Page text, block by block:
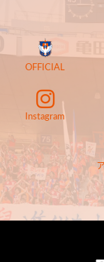
OFFICIAL
Instagram